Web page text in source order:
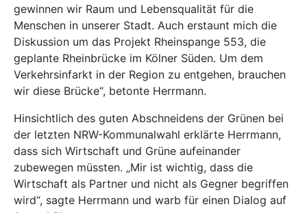
gewinnen wir Raum und Lebensqualität für die
Menschen in unserer Stadt. Auch erstaunt mich die
Diskussion um das Projekt Rheinspange 553, die
geplante Rheinbrücke im Kölner Süden. Um dem
Verkehrsinfarkt in der Region zu entgehen, brauchen
wir diese Brücke“, betonte Herrmann.
Hinsichtlich des guten Abschneidens der Grünen bei
der letzten NRW-Kommunalwahl erklärte Herrmann,
dass sich Wirtschaft und Grüne aufeinander
zubewegen müssten. „Mir ist wichtig, dass die
Wirtschaft als Partner und nicht als Gegner begriffen
wird“, sagte Herrmann und warb für einen Dialog auf